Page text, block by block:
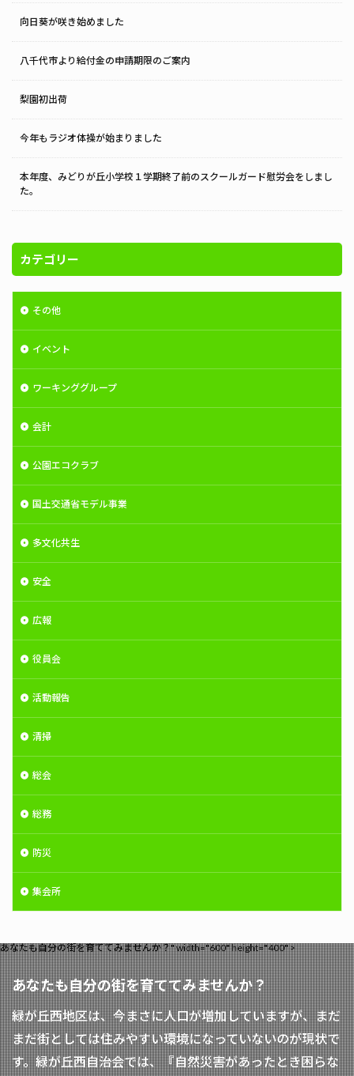
向日葵が咲き始めました
八千代市より給付金の申請期限のご案内
梨園初出荷
今年もラジオ体操が始まりました
本年度、みどりが丘小学校１学期終了前のスクールガード慰労会をしまし
た。
カテゴリー
その他
イベント
ワーキンググループ
会計
公園エコクラブ
国土交通省モデル事業
多文化共生
安全
広報
役員会
活動報告
清掃
総会
総務
防災
集会所
あなたも自分の街を育ててみませんか？" width="600" height="400" >
あなたも自分の街を育ててみませんか？
緑が丘西地区は、今まさに人口が増加していますが、まだ
まだ街としては住みやすい環境になっていないのが現状で
す。緑が丘西自治会では、『自然災害があったとき困らな